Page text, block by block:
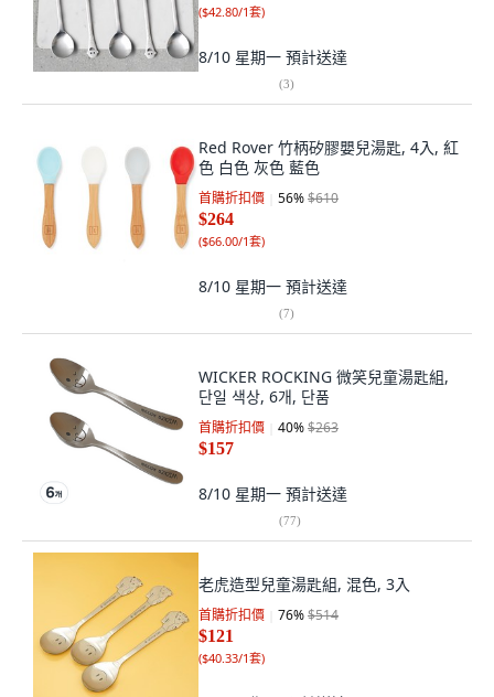
($42.80/1套)
8/10 星期一 預計送達
(3)
Red Rover 竹柄矽膠嬰兒湯匙, 4入, 紅
色 白色 灰色 藍色
首購折扣價 56%$610
$264
($66.00/1套)
8/10 星期一 預計送達
(7)
WICKER ROCKING 微笑兒童湯匙組,
단일 색상, 6개, 단품
首購折扣價 40%$263
$157
8/10 星期一 預計送達
(77)
老虎造型兒童湯匙組, 混色, 3入
首購折扣價 76%$514
$121
($40.33/1套)